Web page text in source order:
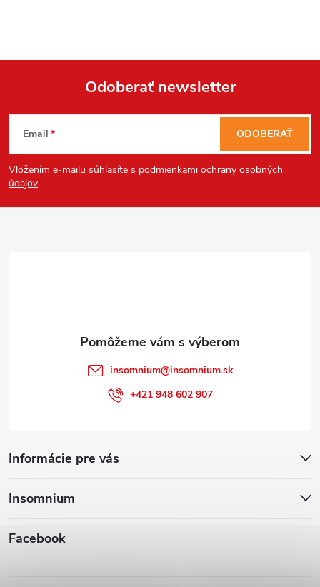
Z
á
p
Odoberať newsletter
Email
Vložením e-mailu súhlasíte s podmienkami ochrany osobných
údajov
ODOBERAŤ
Informácie pre vás
Insomnium
Facebook
insomnium@insomnium.sk
+421 948 602 907
Powered by chaterimo